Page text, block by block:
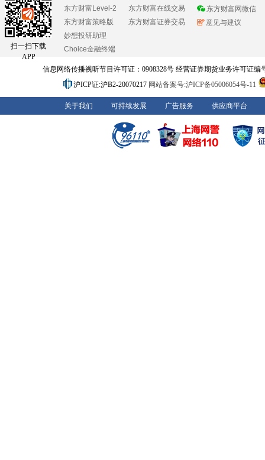
扫一扫下载
APP
东方财富Level-2
东方财富策略版
妙想投研助理
Choice金融终端
东方财富在线交易
东方财富证券交易
东方财富网微信
意见与建议
信息网络传播视听节目许可证：0908328号 经营证券期货业务许可证编
沪ICP证:沪B2-20070217 网站备案号:沪ICP备05006054号-11
关于我们 可持续发展 广告服务 供应商平台